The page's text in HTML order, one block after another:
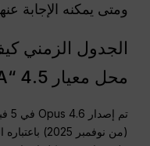
ومتى يمكنه الإجابة
محل معيار 4.5 “SOTA الحقيقي”
تم إصدار Opus 4.6 في 5 فبراير 2026، ويحل محل
(من نوفمبر